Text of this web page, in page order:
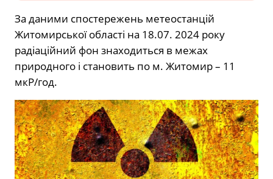
За даними спостережень метеостанцій
Житомирської області на 18.07. 2024 року
радіаційний фон знаходиться в межах
природного і становить по м. Житомир – 11
мкР/год.